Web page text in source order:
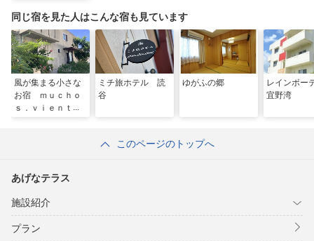
同じ宿を見た人はこんな宿も見ています
風が集まる小さな
お宿 ｍｕｃｈｏ
ｓ．ｖｉｅｎｔｏ
ミチ旅ホテル 読
谷
ゆがふの郷
レインボー
宜野湾
このページのトップへ
あげなテラス
施設紹介
プラン